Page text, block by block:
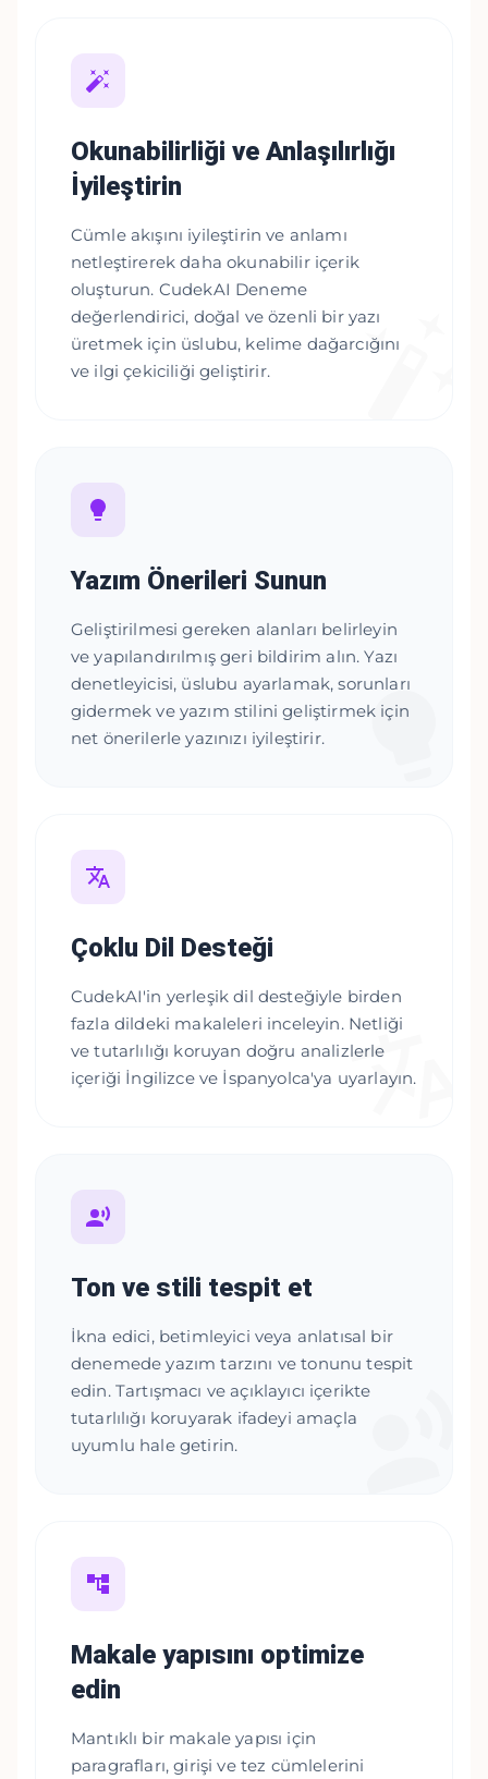
Okunabilirliği ve Anlaşılırlığı
İyileştirin
Cümle akışını iyileştirin ve anlamı
netleştirerek daha okunabilir içerik
oluşturun. CudekAI Deneme
değerlendirici, doğal ve özenli bir yazı
üretmek için üslubu, kelime dağarcığını
ve ilgi çekiciliği geliştirir.
Yazım Önerileri Sunun
Geliştirilmesi gereken alanları belirleyin
ve yapılandırılmış geri bildirim alın. Yazı
denetleyicisi, üslubu ayarlamak, sorunları
gidermek ve yazım stilini geliştirmek için
net önerilerle yazınızı iyileştirir.
Çoklu Dil Desteği
CudekAI'in yerleşik dil desteğiyle birden
fazla dildeki makaleleri inceleyin. Netliği
ve tutarlılığı koruyan doğru analizlerle
içeriği İngilizce ve İspanyolca'ya uyarlayın.
Ton ve stili tespit et
İkna edici, betimleyici veya anlatısal bir
denemede yazım tarzını ve tonunu tespit
edin. Tartışmacı ve açıklayıcı içerikte
tutarlılığı koruyarak ifadeyi amaçla
uyumlu hale getirin.
Makale yapısını optimize
edin
Mantıklı bir makale yapısı için
paragrafları, girişi ve tez cümlelerini